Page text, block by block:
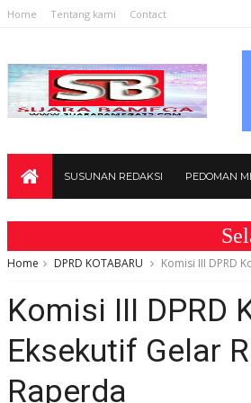
Home Tentang kami Contact
SUSUNAN REDAKSI PEDOMAN
Selamat
Home DPRD KOTABARU Komisi III DPRD
Komisi III DPRD
Eksekutif Gelar
Raperda